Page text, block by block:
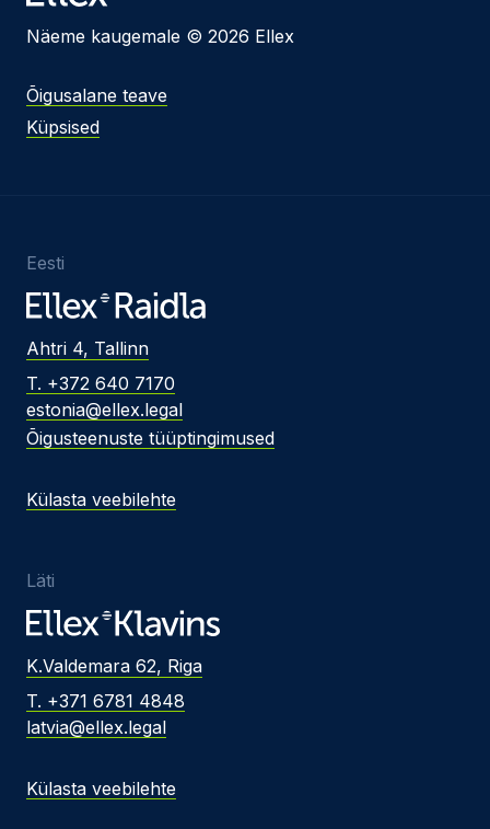
Näeme kaugemale © 2026 Ellex
Õigusalane teave
Küpsised
Eesti
Ahtri 4, Tallinn
T. +372 640 7170
estonia@ellex.legal
Õigusteenuste tüüptingimused
Külasta veebilehte
Läti
K.Valdemara 62, Riga
T. +371 6781 4848
latvia@ellex.legal
Külasta veebilehte